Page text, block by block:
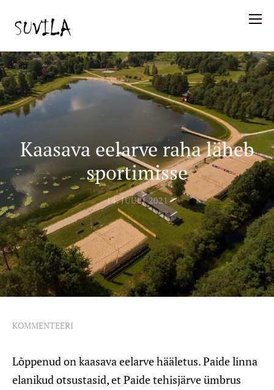
Kaasava eelarve raha läheb
sportimisse
14. JUULI 2021
KOMMENTEERI
Lõppenud on kaasava eelarve hääletus. Paide linna
elanikud otsustasid, et Paide tehisjärve ümbrus